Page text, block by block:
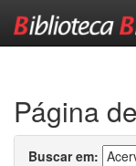
Página
Buscar em: